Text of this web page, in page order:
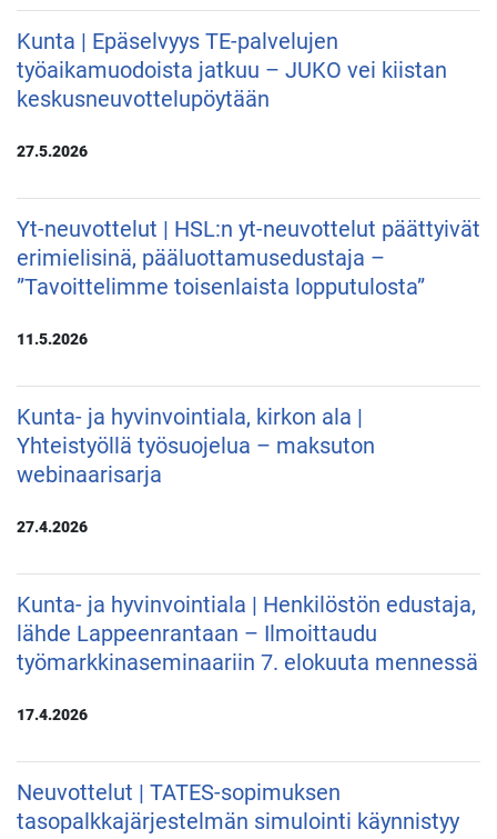
Kunta | Epäselvyys TE-palvelujen
työaikamuodoista jatkuu – JUKO vei kiistan
keskusneuvottelupöytään
27.5.2026
Yt-neuvottelut | HSL:n yt-neuvottelut päättyivät
erimielisinä, pääluottamusedustaja –
”Tavoittelimme toisenlaista lopputulosta”
11.5.2026
Kunta- ja hyvinvointiala, kirkon ala |
Yhteistyöllä työsuojelua – maksuton
webinaarisarja
27.4.2026
Kunta- ja hyvinvointiala | Henkilöstön edustaja,
lähde Lappeenrantaan – Ilmoittaudu
työmarkkinaseminaariin 7. elokuuta mennessä
17.4.2026
Neuvottelut | TATES-sopimuksen
tasopalkkajärjestelmän simulointi käynnistyy